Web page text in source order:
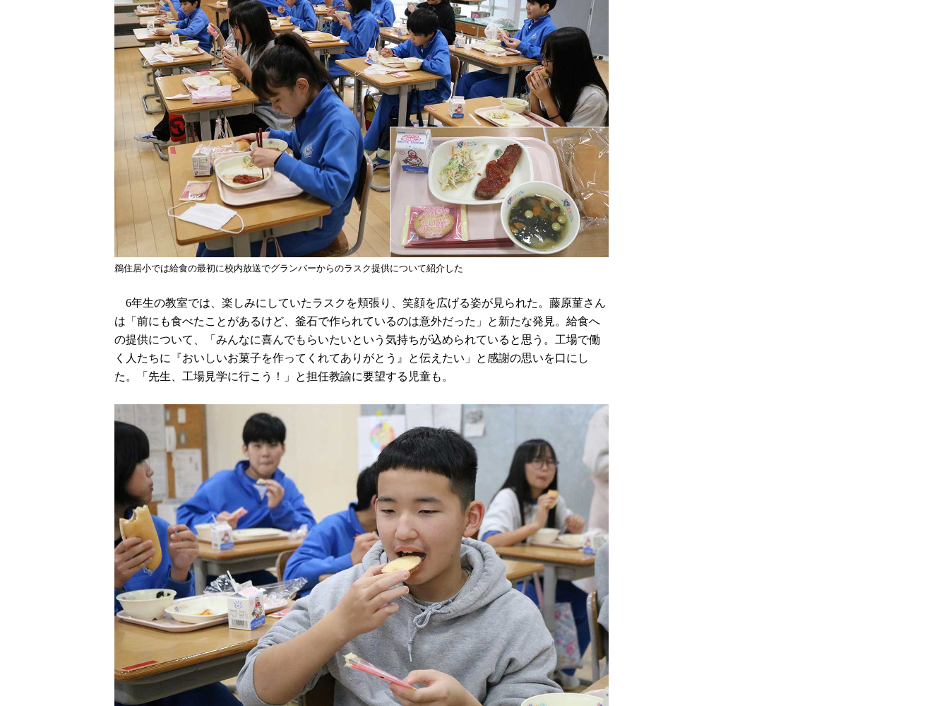
鵜住居小では給食の最初に校内放送でグランバーからのラスク提供について紹介した
6年生の教室では、楽しみにしていたラスクを頬張り、笑顔を広げる姿が見られた。藤原菫さん
は「前にも食べたことがあるけど、釜石で作られているのは意外だった」と新たな発見。給食へ
の提供について、「みんなに喜んでもらいたいという気持ちが込められていると思う。工場で働
く人たちに『おいしいお菓子を作ってくれてありがとう』と伝えたい」と感謝の思いを口にし
た。「先生、工場見学に行こう！」と担任教諭に要望する児童も。